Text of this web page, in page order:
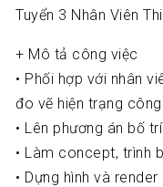
Tuyển 3 Nhân Viên
+ Mô tả công việc
• Phối hợp với nhân
đo vẽ hiện trạng
• Lên phương án bố
• Làm concept, trình
• Dựng hình và render